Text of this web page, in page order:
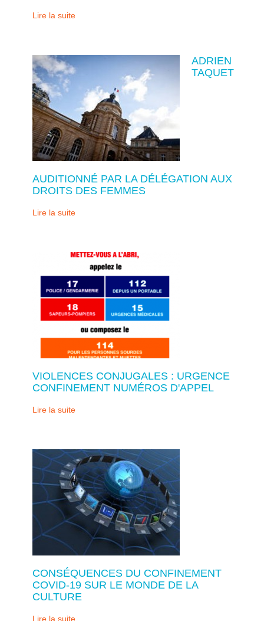
Lire la suite
ADRIEN
TAQUET
AUDITIONNÉ PAR LA DÉLÉGATION AUX
DROITS DES FEMMES
Lire la suite
VIOLENCES CONJUGALES : URGENCE
CONFINEMENT NUMÉROS D'APPEL
Lire la suite
CONSÉQUENCES DU CONFINEMENT
COVID-19 SUR LE MONDE DE LA
CULTURE
Lire la suite